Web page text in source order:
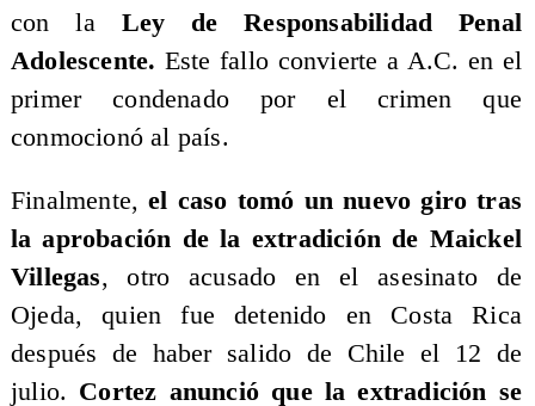
con la Ley de Responsabilidad Penal
Adolescente. Este fallo convierte a A.C. en el
primer condenado por el crimen que
conmocionó al país.
Finalmente,el caso tomó un nuevo giro tras
la aprobación de la extradición de Maickel
Villegas, otro acusado en el asesinato de
Ojeda, quien fue detenido en Costa Rica
después de haber salido de Chile el 12 de
julio. Cortez anunció que la extradición se